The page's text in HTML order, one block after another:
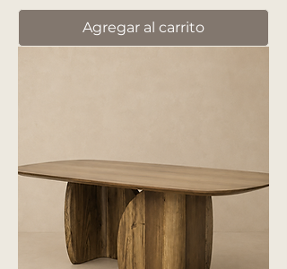
Agregar al carrito